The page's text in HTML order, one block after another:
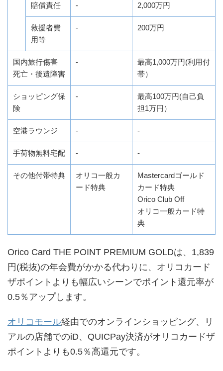
賠償責任 - 2,000万円
救援者費
用等
- 200万円
国内旅行傷害
死亡・後遺障害
-
最高1,000万円(利用付
帯）
ショッピング保
険
-
最高100万円(自己負
担1万円）
空港ラウンジ - -
手荷物無料宅配 - -
その他付帯特典
オリコ一般カ
ード特典
Mastercardゴールド
カード特典
Orico Club Off
オリコ一般カード特
典
Orico Card THE POINT PREMIUM GOLDは、1,839
円(税抜)の年会費がかかる代わりに、オリコカード
ザポイントよりも幅広いシーンでポイント還元率が
0.5％アップします。
オリコモール経由でのオンラインショッピング、リ
アルの店舗でのiD、QUICPay決済がオリコカードザ
ポイントよりも0.5％高還元です。